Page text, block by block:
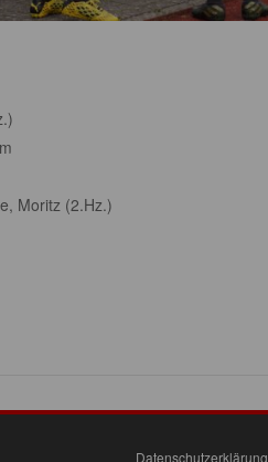
Moritz (2.Hz.)
Datenschutzerklärung